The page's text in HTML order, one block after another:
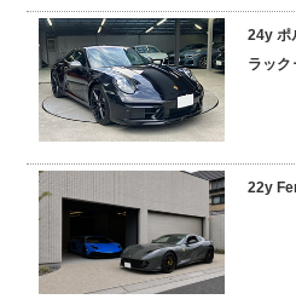
採用情報
24y ポ
ラック
22y